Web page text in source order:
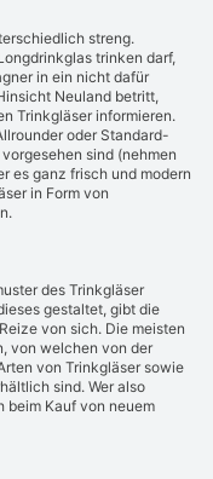
streng.
trinken darf,
in ein nicht dafür
Neuland betritt,
Trinkgläser informieren.
oder Standard-
sind (nehmen
es ganz frisch und modern
in Form von
des Trinkgläser
gestaltet, gibt die
von sich. Die meisten
von welchen von der
von Trinkgläser sowie
sind. Wer also
beim Kauf von neuem